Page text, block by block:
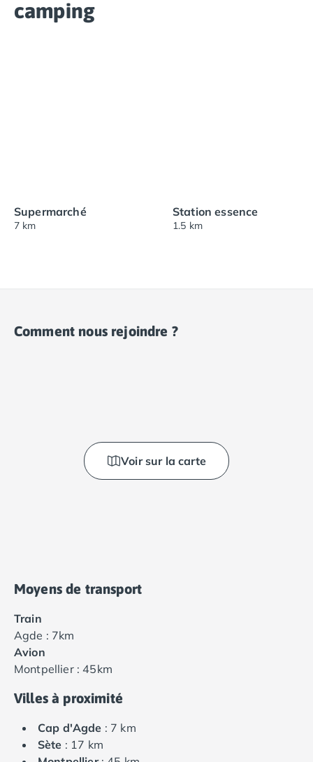
camping
Supermarché
7 km
Station essence
1.5 km
Comment nous rejoindre ?
Voir sur la carte
Moyens de transport
Train
Agde : 7km
Avion
Montpellier : 45km
Villes à proximité
Cap d'Agde : 7 km
Sète : 17 km